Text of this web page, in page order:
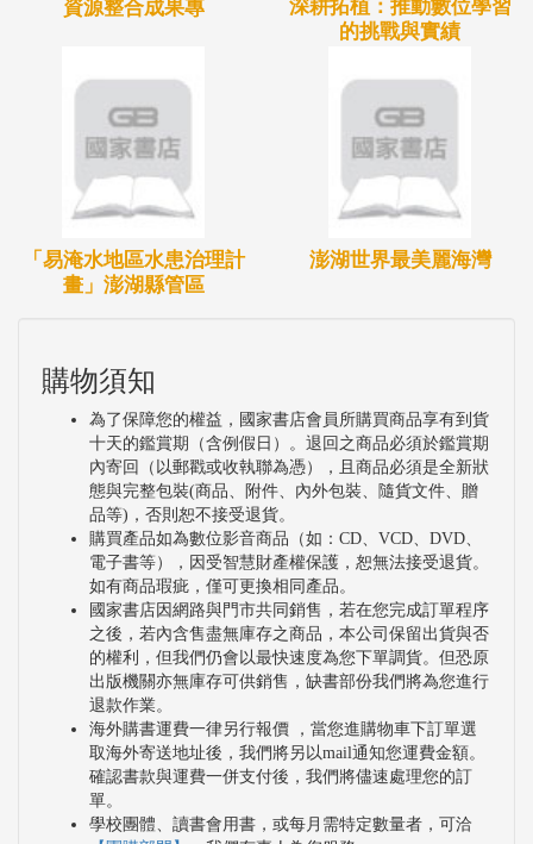
資源整合成果專
深耕拓植：推動數位學習
的挑戰與實績
「易淹水地區水患治理計
畫」澎湖縣管區
澎湖世界最美麗海灣
購物須知
為了保障您的權益，國家書店會員所購買商品享有到貨
十天的鑑賞期（含例假日）。退回之商品必須於鑑賞期
內寄回（以郵戳或收執聯為憑），且商品必須是全新狀
態與完整包裝(商品、附件、內外包裝、隨貨文件、贈
品等)，否則恕不接受退貨。
購買產品如為數位影音商品（如：CD、VCD、DVD、
電子書等），因受智慧財產權保護，恕無法接受退貨。
如有商品瑕疵，僅可更換相同產品。
國家書店因網路與門市共同銷售，若在您完成訂單程序
之後，若內含售盡無庫存之商品，本公司保留出貨與否
的權利，但我們仍會以最快速度為您下單調貨。但恐原
出版機關亦無庫存可供銷售，缺書部份我們將為您進行
退款作業。
海外購書運費一律另行報價 ，當您進購物車下訂單選
取海外寄送地址後，我們將另以mail通知您運費金額。
確認書款與運費一併支付後，我們將儘速處理您的訂
單。
學校團體、讀書會用書，或每月需特定數量者，可洽